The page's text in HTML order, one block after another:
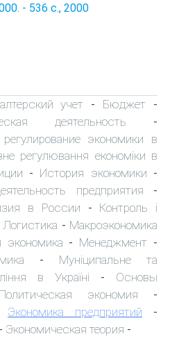
- 536 с., 2000
учет - Бюджет -
деятельность -
регулирование экономики в
регулювання економіки в
- История экономики -
предприятия -
в России - Контроль і
Логистика - Макроэкономика
экономика - Менеджмент -
- Муніципальне та
в Україні - Основы
Политическая экономия -
Экономика предприятий -
- Экономическая теория -